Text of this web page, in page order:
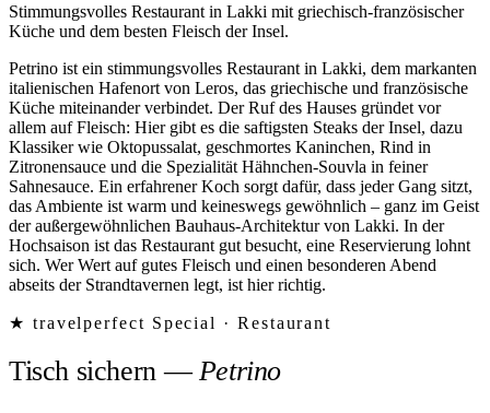
Stimmungsvolles Restaurant in Lakki mit griechisch-französischer
Küche und dem besten Fleisch der Insel.
Petrino ist ein stimmungsvolles Restaurant in Lakki, dem markanten
italienischen Hafenort von Leros, das griechische und französische
Küche miteinander verbindet. Der Ruf des Hauses gründet vor
allem auf Fleisch: Hier gibt es die saftigsten Steaks der Insel, dazu
Klassiker wie Oktopussalat, geschmortes Kaninchen, Rind in
Zitronensauce und die Spezialität Hähnchen-Souvla in feiner
Sahnesauce. Ein erfahrener Koch sorgt dafür, dass jeder Gang sitzt,
das Ambiente ist warm und keineswegs gewöhnlich – ganz im Geist
der außergewöhnlichen Bauhaus-Architektur von Lakki. In der
Hochsaison ist das Restaurant gut besucht, eine Reservierung lohnt
sich. Wer Wert auf gutes Fleisch und einen besonderen Abend
abseits der Strandtavernen legt, ist hier richtig.
★ travelperfect Special · Restaurant
Tisch sichern—Petrino